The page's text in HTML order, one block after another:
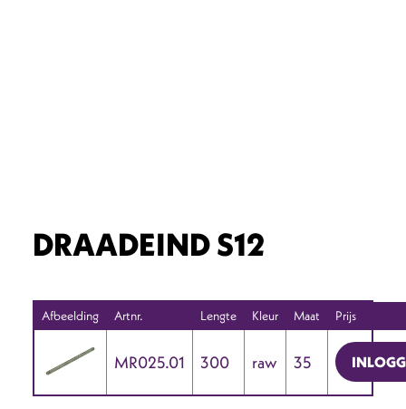
DRAADEIND S12
Afbeelding Artnr. Lengte Kleur Maat Prijs
MR025.01 300 raw 35